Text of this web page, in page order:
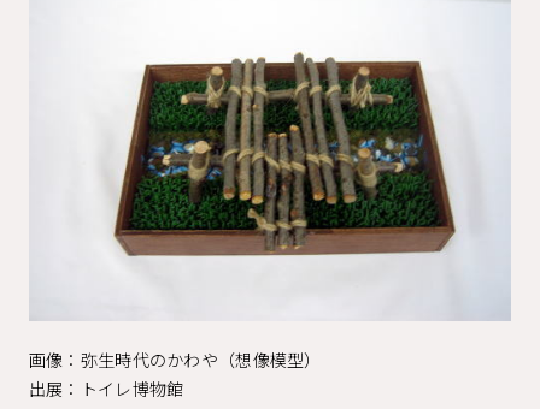
画像：弥生時代のかわや（想像模型）
出展：トイレ博物館